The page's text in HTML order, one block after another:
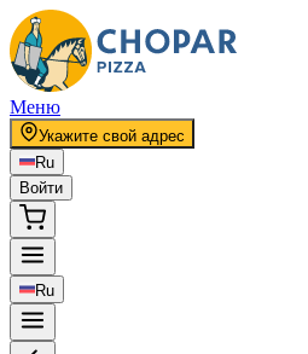
Меню
Укажите свой адрес
Ru
Войти
Ru